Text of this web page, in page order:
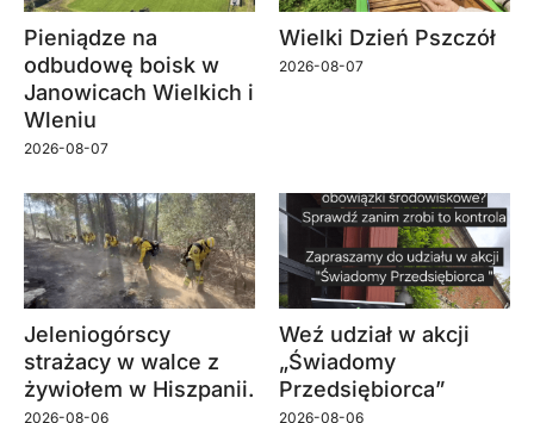
Pieniądze na
odbudowę boisk w
Janowicach Wielkich i
Wleniu
2026-08-07
Wielki Dzień Pszczół
2026-08-07
Jeleniogórscy
strażacy w walce z
żywiołem w Hiszpanii.
2026-08-06
Weź udział w akcji
„Świadomy
Przedsiębiorca”
2026-08-06